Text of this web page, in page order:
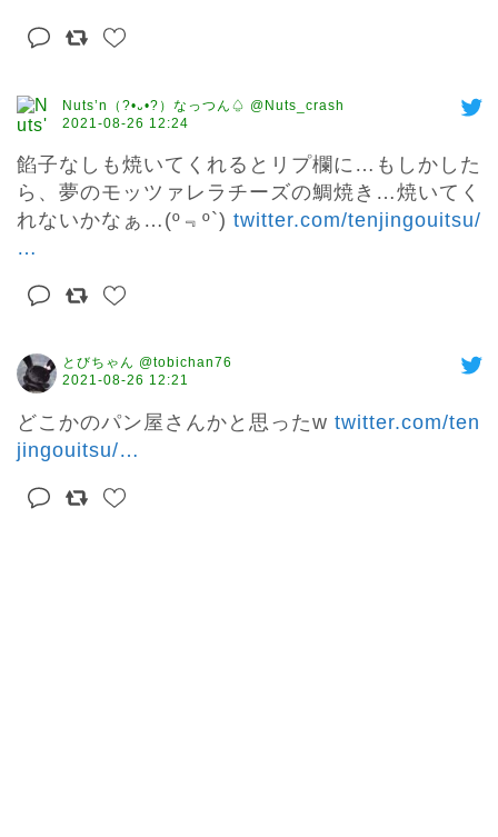
Nuts’n（?•᎑•?）なっつん♤ @Nuts_crash
2021-08-26 12:24
餡子なしも焼いてくれるとリプ欄に…もしかした
ら、夢のモッツァレラチーズの鯛焼き…焼いてく
れないかなぁ…(º﹃º`) twitter.com/tenjingouitsu/
…
とびちゃん @tobichan76
2021-08-26 12:21
どこかのパン屋さんかと思ったw twitter.com/ten
jingouitsu/…